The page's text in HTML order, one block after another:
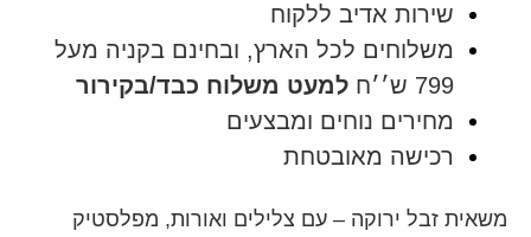
שירות אדיב ללקוח
משלוחים לכל הארץ, ובחינם בקניה מעל
799 ש׳׳ח
למעט משלוח כבד/בקירור
מחירים נוחים ומבצעים
רכישה מאובטחת
משאית זבל ירוקה – עם צלילים ואורות, מפלסטיק